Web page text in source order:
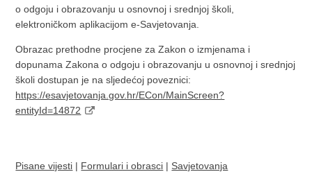
o odgoju i obrazovanju u osnovnoj i srednjoj školi,
elektroničkom aplikacijom e-Savjetovanja.
Obrazac prethodne procjene za Zakon o izmjenama i
dopunama Zakona o odgoju i obrazovanju u osnovnoj i srednjoj
školi dostupan je na sljedećoj poveznici:
https://esavjetovanja.gov.hr/ECon/MainScreen?
entityId=14872
Pisane vijesti | Formulari i obrasci | Savjetovanja